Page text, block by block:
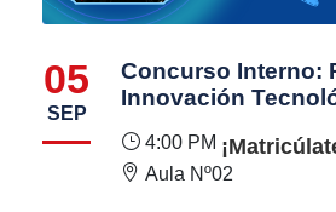
05
SEP
Concurso Interno:
Innovación
4:00 PM
Aula Nº02